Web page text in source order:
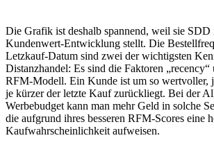
Die Grafik ist deshalb spannend, weil sie
Kundenwert-Entwicklung stellt. Die
Letzkauf-Datum sind zwei der wichtigsten
Distanzhandel: Es sind die Faktoren
RFM-Modell. Ein Kunde ist um so wertvoller,
je kürzer der letzte Kauf zurückliegt. Bei der
Werbebudget kann man mehr Geld in solche
die aufgrund ihres besseren RFM-Scores eine
Kaufwahrscheinlichkeit aufweisen.